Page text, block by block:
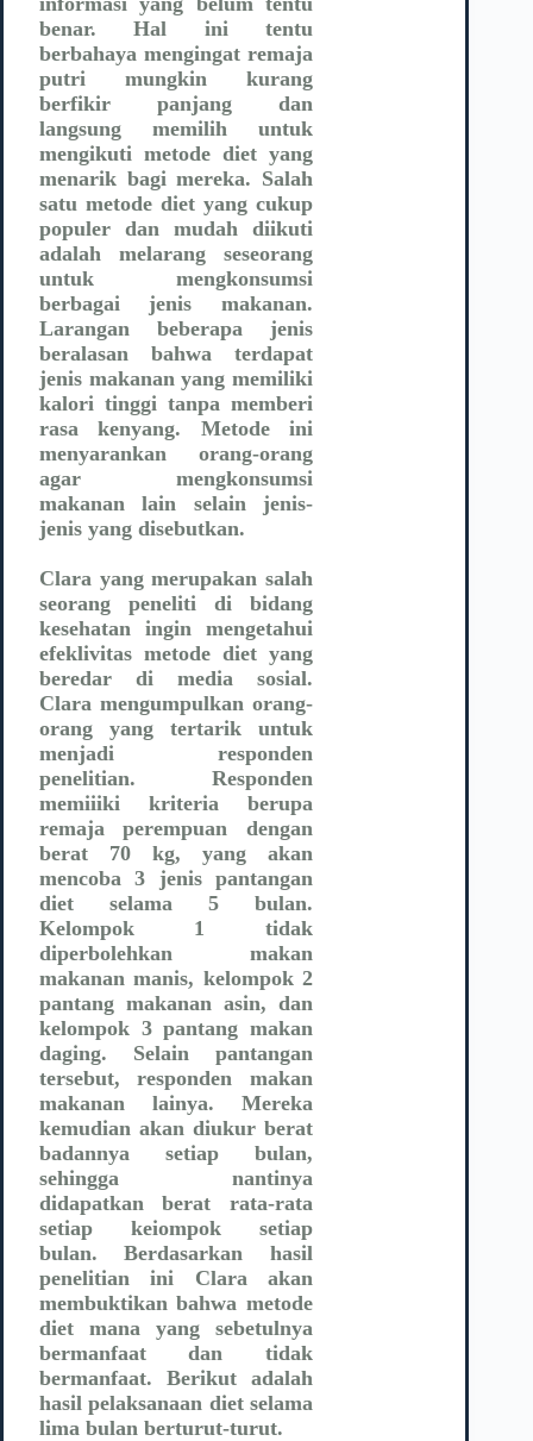
benar. Hal ini tentu
berbahaya mengingat remaja
putri mungkin kurang
berfikir panjang dan
langsung memilih untuk
mengikuti metode diet yang
menarik bagi mereka. Salah
satu metode diet yang cukup
populer dan mudah diikuti
adalah melarang seseorang
untuk mengkonsumsi
berbagai jenis makanan.
Larangan beberapa jenis
beralasan bahwa terdapat
jenis makanan yang memiliki
kalori tinggi tanpa memberi
rasa kenyang. Metode ini
menyarankan orang-orang
agar mengkonsumsi
makanan lain selain jenis-
jenis yang disebutkan.
Clara yang merupakan salah
seorang peneliti di bidang
kesehatan ingin mengetahui
efeklivitas metode diet yang
beredar di media sosial.
Clara mengumpulkan orang-
orang yang tertarik untuk
menjadi responden
penelitian. Responden
memiiiki kriteria berupa
remaja perempuan dengan
berat 70 kg, yang akan
mencoba 3 jenis pantangan
diet selama 5 bulan.
Kelompok 1 tidak
diperbolehkan makan
makanan manis, kelompok 2
pantang makanan asin, dan
kelompok 3 pantang makan
daging. Selain pantangan
tersebut, responden makan
makanan lainya. Mereka
kemudian akan diukur berat
badannya setiap bulan,
sehingga nantinya
didapatkan berat rata-rata
setiap keiompok setiap
bulan. Berdasarkan hasil
penelitian ini Clara akan
membuktikan bahwa metode
diet mana yang sebetulnya
bermanfaat dan tidak
bermanfaat. Berikut adalah
hasil pelaksanaan diet selama
lima bulan berturut-turut.